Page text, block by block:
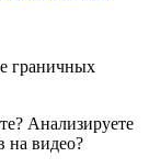
граничных
Анализируете
на видео?